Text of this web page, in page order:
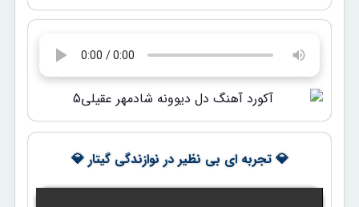
💎 تجربه ای بی نظیر در نوازندگی گیتار 💎